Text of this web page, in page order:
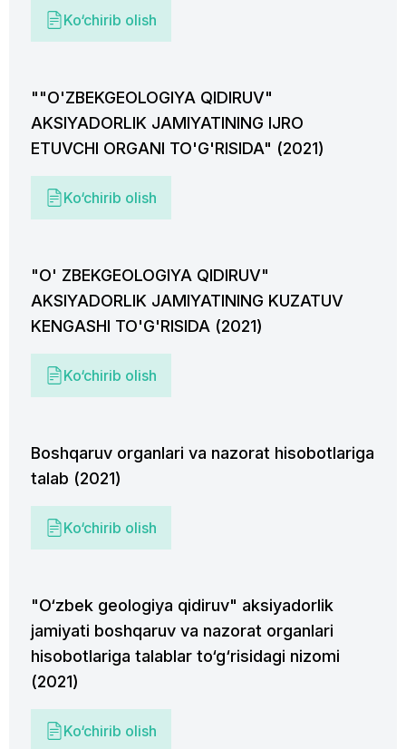
Ko‘chirib olish
""O'ZBEKGEOLOGIYA QIDIRUV"
AKSIYADORLIK JAMIYATINING IJRO
ETUVCHI ORGANI TO'G'RISIDA" (2021)
Ko‘chirib olish
"O' ZBEKGEOLOGIYA QIDIRUV"
AKSIYADORLIK JAMIYATINING KUZATUV
KENGASHI TO'G'RISIDA (2021)
Ko‘chirib olish
Boshqaruv organlari va nazorat hisobotlariga
talab (2021)
Ko‘chirib olish
"O‘zbek geologiya qidiruv" aksiyadorlik
jamiyati boshqaruv va nazorat organlari
hisobotlariga talablar to‘g‘risidagi nizomi
(2021)
Ko‘chirib olish